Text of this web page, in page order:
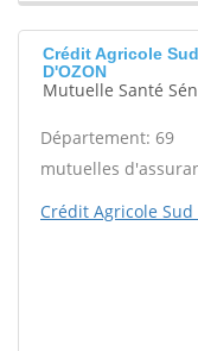
Crédit Agricole
D'OZON
Mutuelle Santé
Département: 69
mutuelles
Crédit Agricole Sud